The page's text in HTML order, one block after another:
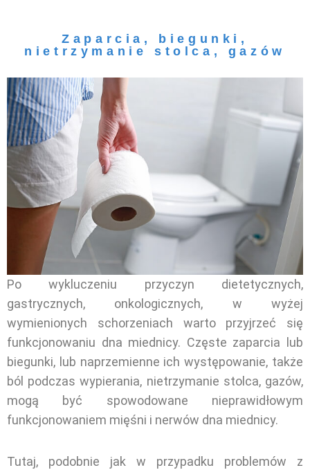
Zaparcia, biegunki,
nietrzymanie stolca, gazów
Po wykluczeniu przyczyn dietetycznych,
gastrycznych, onkologicznych, w wyżej
wymienionych schorzeniach warto przyjrzeć się
funkcjonowaniu dna miednicy. Częste zaparcia lub
biegunki, lub naprzemienne ich występowanie, także
ból podczas wypierania, nietrzymanie stolca, gazów,
mogą być spowodowane nieprawidłowym
funkcjonowaniem mięśni i nerwów dna miednicy.
Tutaj, podobnie jak w przypadku problemów z